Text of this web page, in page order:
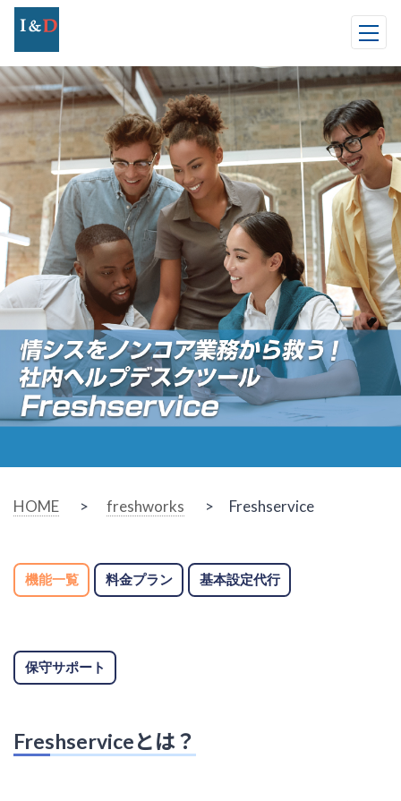
HOME > freshworks > Freshservice
機能一覧 料金プラン 基本設定代行
保守サポート
Freshserviceとは？